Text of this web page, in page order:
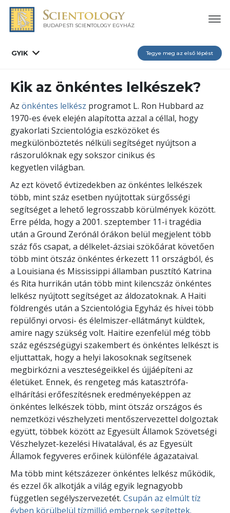
BUDAPESTI SCIENTOLOGY EGYHÁZ
GYIK Tegye meg az első lépést
Kik az önkéntes lelkészek?
Az önkéntes lelkész programot L. Ron Hubbard az
1970-es évek elején alapította azzal a céllal, hogy
gyakorlati Szcientológia eszközöket és
megkülönböztetés nélküli segítséget nyújtson a
rászorulóknak egy sokszor cinikus és
kegyetlen világban.
Az ezt követő évtizedekben az önkéntes lelkészek
több, mint száz esetben nyújtottak sürgősségi
segítséget a lehető legrosszabb körülmények között.
Erre példa, hogy a 2001. szeptember 11-i tragédia
után a Ground Zerónál órákon belül megjelent több
száz fős csapat, a délkelet-ázsiai szökőárat követően
több mint ötszáz önkéntes érkezett 11 országból, és
a Louisiana és Mississippi államban pusztító Katrina
és Rita hurrikán után több mint kilencszáz önkéntes
lelkész nyújtott segítséget az áldozatoknak. A Haiti
földrengés után a Szcientológia Egyház és hívei több
repülőnyi orvosi- és élelmiszer-ellátmányt küldtek,
amire nagy szükség volt. Haitire ezenfelül még több
száz egészségügyi szakembert és önkéntes lelkészt is
eljuttattak, hogy a helyi lakosoknak segítsenek
megbirkózni a veszteségeikkel és újjáépíteni az
életüket. Ennek, és rengeteg más katasztrófa-
elhárítási erőfeszítésnek eredményeképpen az
önkéntes lelkészek több, mint ötszáz országos és
nemzetközi vészhelyzeti mentőszervezettel dolgoztak
együtt, többek között az Egyesült Államok Szövetségi
Vészhelyzet-kezelési Hivatalával, és az Egyesült
Államok fegyveres erőinek különféle ágazataival.
Ma több mint kétszázezer önkéntes lelkész működik,
és ezzel ők alkotják a világ egyik legnagyobb
független segélyszervezetét. Csupán az elmúlt tíz
évben körülbelül tízmillió embernek segítettek.